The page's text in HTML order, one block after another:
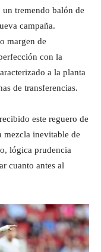
un tremendo balón de
campaña.
margen de
con la
a la planta
de transferencias.
este reguero de
mezcla inevitable de
lógica prudencia
cuanto antes al